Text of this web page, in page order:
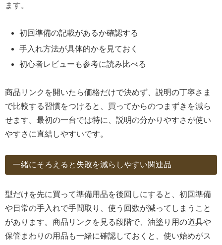
ます。
初回準備の記載があるか確認する
手入れ方法が具体的かを見ておく
初心者レビューも参考に読み比べる
商品リンクを開いたら価格だけで決めず、説明の丁寧さま
で比較する習慣をつけると、買ってからのつまずきを減ら
せます。最初の一台では特に、説明の分かりやすさが使い
やすさに直結しやすいです。
一緒にそろえると失敗を減らしやすい関連品
型だけを先に買って準備用品を後回しにすると、初回準備
や日常の手入れで手間取り、使う回数が減ってしまうこと
があります。商品リンクを見る段階で、油塗り用の道具や
保管まわりの用品も一緒に確認しておくと、使い始めがス